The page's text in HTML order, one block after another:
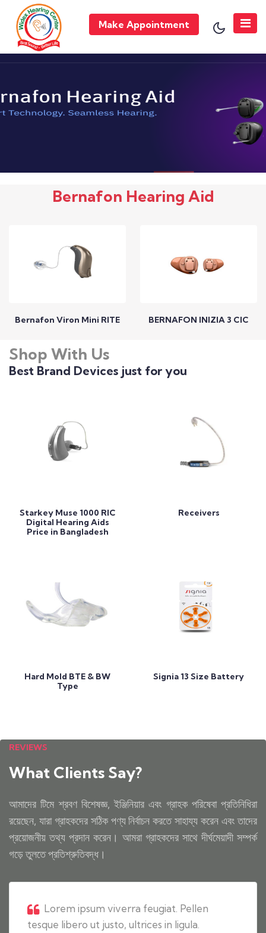
Make Appointment
Bernafon Hearing Aid
Call to Expert
Bernafon Viron Mini RITE
Call to Expert
BERNAFON INIZIA 3 CIC
Shop With Us
Best Brand Devices just for you
Starkey Muse 1000 RIC
Digital Hearing Aids
Price in Bangladesh
Receivers
Hard Mold BTE & BW
Type
Signia 13 Size Battery
REVIEWS
What Clients Say?
আমাদের টিমে শ্রবণ বিশেষজ্ঞ, ইঞ্জিনিয়ার এবং গ্রাহক পরিষেবা প্রতিনিধিরা
রয়েছেন, যারা গ্রাহকদের সঠিক পণ্য নির্বাচন করতে সাহায্য করেন এবং তাদের
প্রয়োজনীয় তথ্য প্রদান করেন। আমরা গ্রাহকদের সাথে দীর্ঘমেয়াদী সম্পর্ক
গড়ে তুলতে প্রতিশ্রুতিবদ্ধ।
Lorem ipsum viverra feugiat. Pellen
tesque libero ut justo, ultrices in ligula.